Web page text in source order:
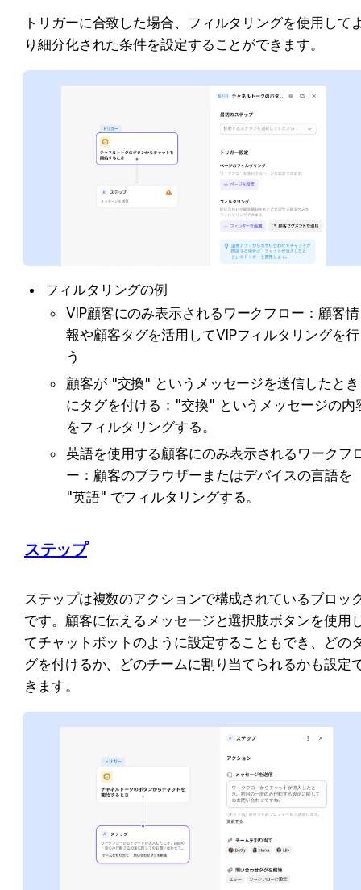
トリガーに合致した場合、フィルタリングを使用して
り細分化された条件を設定することができます。
フィルタリングの例
VIP顧客にのみ表示されるワークフロー：顧客情
報や顧客タグを活用してVIPフィルタリングを行
う
顧客が "交換" というメッセージを送信したとき
にタグを付ける："交換" というメッセージの内
をフィルタリングする。
英語を使用する顧客にのみ表示されるワークフ
ー：顧客のブラウザーまたはデバイスの言語を
"英語" でフィルタリングする。
ステップ
ステップは複数のアクションで構成されているブロッ
です。顧客に伝えるメッセージと選択肢ボタンを使用
てチャットボットのように設定することもでき、どの
グを付けるか、どのチームに割り当てられるかも設定
きます。